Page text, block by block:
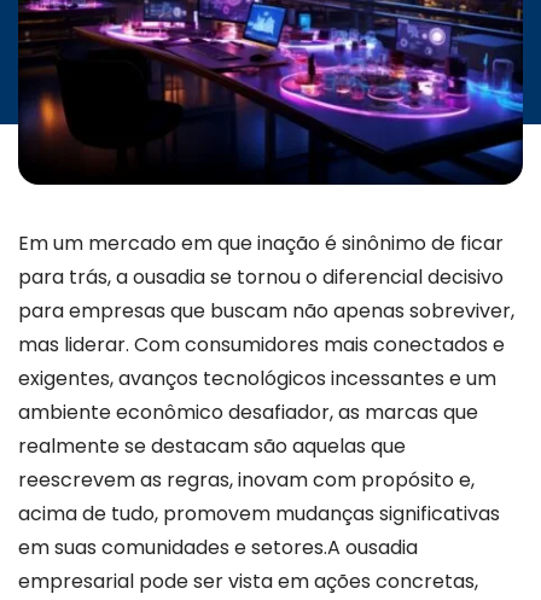
Em um mercado em que inação é sinônimo de ficar
para trás, a ousadia se tornou o diferencial decisivo
para empresas que buscam não apenas sobreviver,
mas liderar. Com consumidores mais conectados e
exigentes, avanços tecnológicos incessantes e um
ambiente econômico desafiador, as marcas que
realmente se destacam são aquelas que
reescrevem as regras, inovam com propósito e,
acima de tudo, promovem mudanças significativas
em suas comunidades e setores.A ousadia
empresarial pode ser vista em ações concretas,